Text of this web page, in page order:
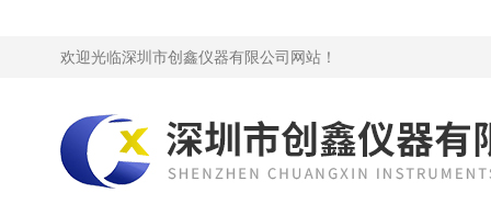
欢迎光临深圳市创鑫仪器有限公司网站！